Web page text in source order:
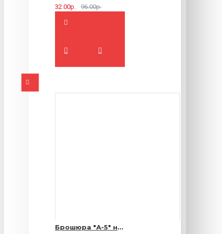
32.00р. 96.00р.
Брошюра "А-5" на 2 скрепки - 16 страниц